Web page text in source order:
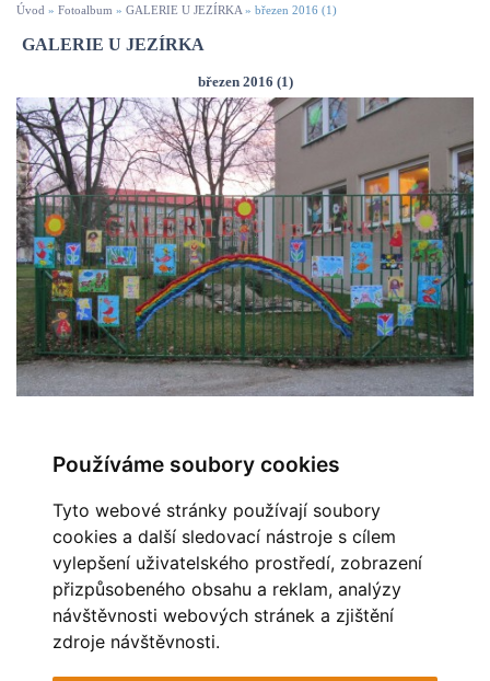
Používáme soubory cookies
Tyto webové stránky používají soubory
cookies a další sledovací nástroje s cílem
vylepšení uživatelského prostředí, zobrazení
přizpůsobeného obsahu a reklam, analýzy
návštěvnosti webových stránek a zjištění
zdroje návštěvnosti.
Úvod » Fotoalbum » GALERIE U JEZÍRKA» březen 2016 (1)
GALERIE U JEZÍRKA
březen 2016 (1)
← Předchozí Zpět do složky
Automatické procházení: 3|4| 5|6|7(čas ve vteřinách)
OBLÍBENÉ ODKAZY
MĚSTO HAVÍŘOV
STAV OVZDUŠÍ